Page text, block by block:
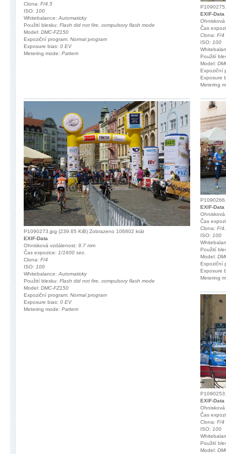
Clona: F/4.5
ISO: 100
Whitebalance: Automaticky
Použití blesku: Flash did not fire, compulsory flash mode
Model: DMC-FZ150
Expoziční program: Normal program
Exposure bias: 0 EV
Metering mode: Pattern
EXIF-Data
Čas
Clona: F/4
ISO: 100
Použití
Model:
Expoziční
Exposure
Metering
P1090273.jpg (239.65 KiB) Zobrazeno 106802 krát
EXIF-Data
Ohnisková vzdálenost: 9.7 mm
Čas expozice: 1/1600 sec.
Clona: F/4
ISO: 100
Whitebalance: Automaticky
Použití blesku: Flash did not fire, compulsory flash mode
Model: DMC-FZ150
Expoziční program: Normal program
Exposure bias: 0 EV
Metering mode: Pattern
EXIF-Data
Čas
Clona: F/
ISO: 100
Použití
Model:
Expoziční
Exposure
Metering
EXIF-Data
Čas
Clona: F/4
ISO: 100
Použití
Model: